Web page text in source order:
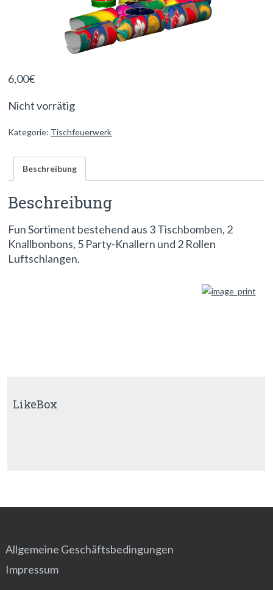
6,00€
Nicht vorrätig
Kategorie: Tischfeuerwerk
Beschreibung
Beschreibung
Fun Sortiment bestehend aus 3 Tischbomben, 2
Knallbonbons, 5 Party-Knallern und 2 Rollen
Luftschlangen.
LikeBox
Allgemeine Geschäftsbedingungen
Impressum